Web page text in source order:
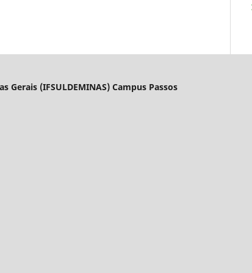
(IFSULDEMINAS) Campus Passos